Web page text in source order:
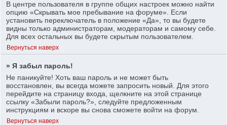
В центре пользователя в группе общих настроек можно найти
опцию «Скрывать мое пребывание на форуме». Если
установить переключатель в положение «Да», то вы будете
видны только администраторам, модераторам и самому себе.
Для всех остальных вы будете скрытым пользователем.
Вернуться наверх
» Я забыл пароль!
Не паникуйте! Хоть ваш пароль и не может быть
восстановлен, вы всегда можете запросить новый. Для этого
перейдите на страницу входа, щелкните на этой странице
ссылку «Забыли пароль?», следуйте предложенным
инструкциям и вскоре вы снова сможете войти на форум.
Вернуться наверх